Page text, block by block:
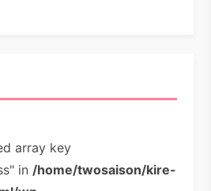
array key
in/home/twosaison/kire-